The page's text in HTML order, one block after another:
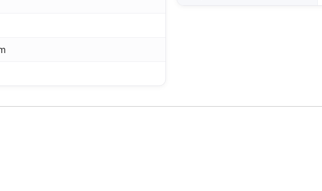
detalles de la sesión) e historial de navegación. Utilizamos esta información